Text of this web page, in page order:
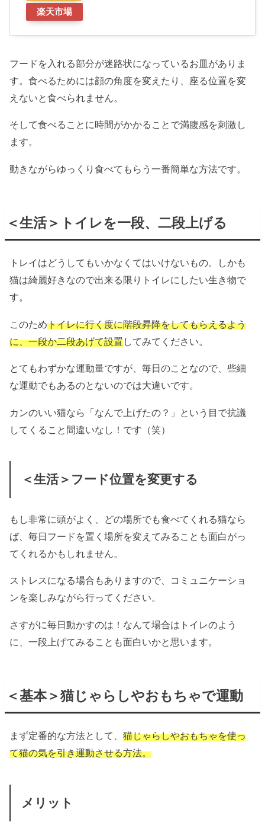
楽天市場
フードを入れる部分が迷路状になっているお皿がありま
す。食べるためには顔の角度を変えたり、座る位置を変
えないと食べられません。
そして食べることに時間がかかることで満腹感を刺激し
ます。
動きながらゆっくり食べてもらう一番簡単な方法です。
＜生活＞トイレを一段、二段上げる
トレイはどうしてもいかなくてはいけないもの。しかも
猫は綺麗好きなので出来る限りトイレにしたい生き物で
す。
このためトイレに行く度に階段昇降をしてもらえるよう
に、一段か二段あげて設置してみてください。
とてもわずかな運動量ですが、毎日のことなので、些細
な運動でもあるのとないのでは大違いです。
カンのいい猫なら「なんで上げたの？」という目で抗議
してくること間違いなし！です（笑）
＜生活＞フード位置を変更する
もし非常に頭がよく、どの場所でも食べてくれる猫なら
ば、毎日フードを置く場所を変えてみることも面白がっ
てくれるかもしれません。
ストレスになる場合もありますので、コミュニケーショ
ンを楽しみながら行ってください。
さすがに毎日動かすのは！なんて場合はトイレのよう
に、一段上げてみることも面白いかと思います。
＜基本＞猫じゃらしやおもちゃで運動
まず定番的な方法として、猫じゃらしやおもちゃを使っ
て猫の気を引き運動させる方法。
メリット